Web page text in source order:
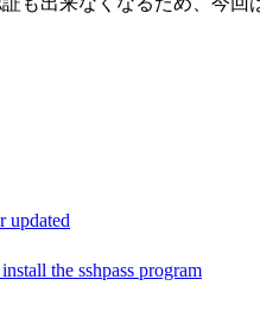
updated
the sshpass program